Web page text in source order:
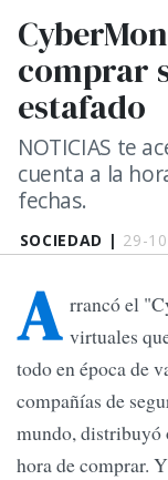
SOCIEDAD | 29-
comprar
estafado
NOTICIAS te
cuenta a la
fechas.
A rrancó el
virtuales
todo en época de
compañías de
mundo, distribuyó
hora de comprar.